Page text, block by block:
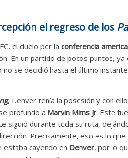
el regreso de los
el duelo por la conferencia
En un partido de pocos puntos, ya
se decidió hasta el último
, Denver tenía la posesión y con
profundo a Marvin Mims Jr. Este
siguió durante toda su ruta,
Precisamente, eso es lo que
estaba cayendo en Denver, por lo